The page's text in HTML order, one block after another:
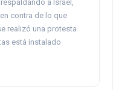
a Israel,
contra de lo que
realizó una protesta
está instalado